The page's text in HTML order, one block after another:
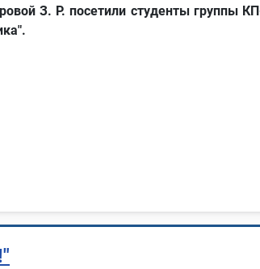
З. Р. посетили студенты группы